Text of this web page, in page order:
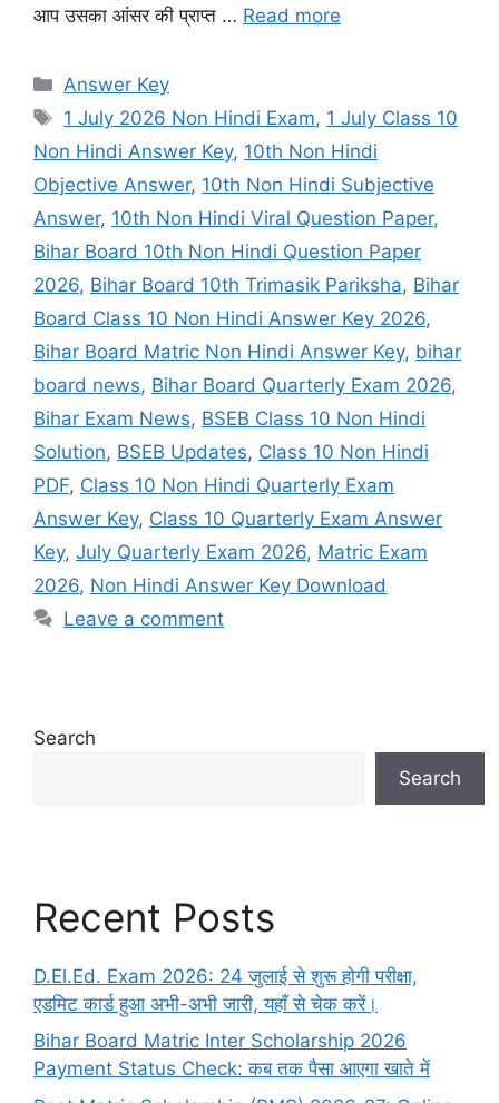
आप उसका आंसर की प्राप्त … Read more
Categories
Answer Key
Tags
1 July 2026 Non Hindi Exam, 1 July Class 10
Non Hindi Answer Key, 10th Non Hindi
Objective Answer, 10th Non Hindi Subjective
Answer, 10th Non Hindi Viral Question Paper,
Bihar Board 10th Non Hindi Question Paper
2026, Bihar Board 10th Trimasik Pariksha, Bihar
Board Class 10 Non Hindi Answer Key 2026,
Bihar Board Matric Non Hindi Answer Key, bihar
board news, Bihar Board Quarterly Exam 2026,
Bihar Exam News, BSEB Class 10 Non Hindi
Solution, BSEB Updates, Class 10 Non Hindi
PDF, Class 10 Non Hindi Quarterly Exam
Answer Key, Class 10 Quarterly Exam Answer
Key, July Quarterly Exam 2026, Matric Exam
2026, Non Hindi Answer Key Download
Leave a comment
Search
Search
Recent Posts
D.El.Ed. Exam 2026: 24 जुलाई से शुरू होगी परीक्षा,
एडमिट कार्ड हुआ अभी-अभी जारी, यहाँ से चेक करें।
Bihar Board Matric Inter Scholarship 2026
Payment Status Check: कब तक पैसा आएगा खाते में